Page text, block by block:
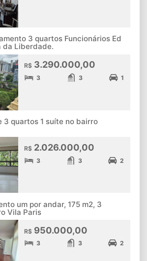
3 quartos Funcionários Ed
da Liberdade.
R$ 3.290.000,00
3 3 1
3 quartos 1 suíte no bairro
R$ 2.026.000,00
3 3 2
um por andar, 175 m2, 3
Vila Paris
R$ 950.000,00
3 3 2